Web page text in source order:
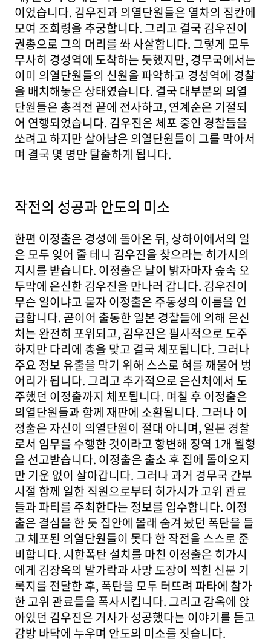
이었습니다. 김우진과 의열단원들은 열차의 짐칸에
모여 조회령을 추궁합니다. 그리고 결국 김우진이
권총으로 그의 머리를 쏴 사살합니다. 그렇게 모두
무사히 경성역에 도착하는 듯했지만, 경무국에서는
이미 의열단원들의 신원을 파악하고 경성역에 경찰
을 배치해놓은 상태였습니다. 결국 대부분의 의열
단원들은 총격전 끝에 전사하고, 연계순은 기절되
어 연행되었습니다. 김우진은 체포 중인 경찰들을
쏘려고 하지만 살아남은 의열단원들이 그를 막아서
며 결국 몇 명만 탈출하게 됩니다.
작전의 성공과 안도의 미소
한편 이정출은 경성에 돌아온 뒤, 상하이에서의 일
은 모두 잊어 줄 테니 김우진을 찾으라는 히가시의
지시를 받습니다. 이정출은 날이 밝자마자 숲속 오
두막에 은신한 김우진을 만나러 갑니다. 김우진이
무슨 일이냐고 묻자 이정출은 주동성의 이름을 언
급합니다. 곧이어 출동한 일본 경찰들에 의해 은신
처는 완전히 포위되고, 김우진은 필사적으로 도주
하지만 다리에 총을 맞고 결국 체포됩니다. 그러나
주요 정보 유출을 막기 위해 스스로 혀를 깨물어 벙
어리가 됩니다. 그리고 추가적으로 은신처에서 도
주했던 이정출까지 체포됩니다. 며칠 후 이정출은
의열단원들과 함께 재판에 소환됩니다. 그러나 이
정출은 자신이 의열단원이 절대 아니며, 일본 경찰
로서 임무를 수행한 것이라고 항변해 징역 1개 월형
을 선고받습니다. 이정출은 출소 후 집에 돌아오지
만 기운 없이 살아갑니다. 그러나 과거 경무국 간부
시절 함께 일한 직원으로부터 히가시가 고위 관료
들과 파티를 주최한다는 정보를 입수합니다. 이정
출은 결심을 한 듯 집안에 몰래 숨겨 놨던 폭탄을 들
고 체포된 의열단원들이 못다 한 작전을 스스로 준
비합니다. 시한폭탄 설치를 마친 이정출은 히가시
에게 김장옥의 발가락과 사망 도장이 찍힌 신분 기
록지를 전달한 후, 폭탄을 모두 터뜨려 파타에 참가
한 고위 관료들을 폭사시킵니다. 그리고 감옥에 앉
아있던 김우진은 거사가 성공했다는 이야기를 듣고
감방 바닥에 누우며 안도의 미소를 짓습니다.